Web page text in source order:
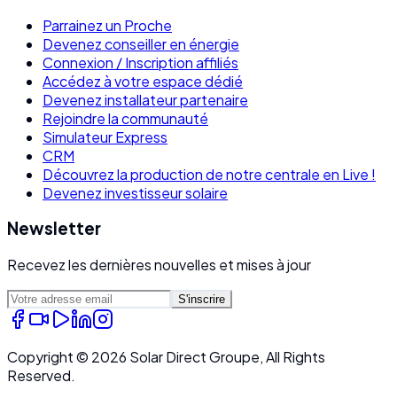
Parrainez un Proche
Devenez conseiller en énergie
Connexion / Inscription affiliés
Accédez à votre espace dédié
Devenez installateur partenaire
Rejoindre la communauté
Simulateur Express
CRM
Découvrez la production de notre centrale en Live !
Devenez investisseur solaire
Newsletter
Recevez les dernières nouvelles et mises à jour
S'inscrire
Copyright © 2026 Solar Direct Groupe, All Rights
Reserved.